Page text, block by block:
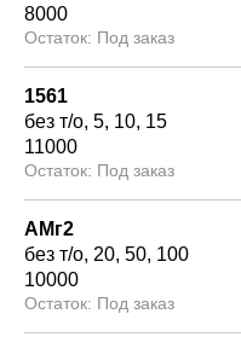
8000
Под заказ
1561
без т/о 5 10 15
11000
Под заказ
АМг2
без т/о 20 50 100
10000
Под заказ